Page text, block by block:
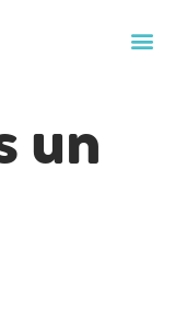
un